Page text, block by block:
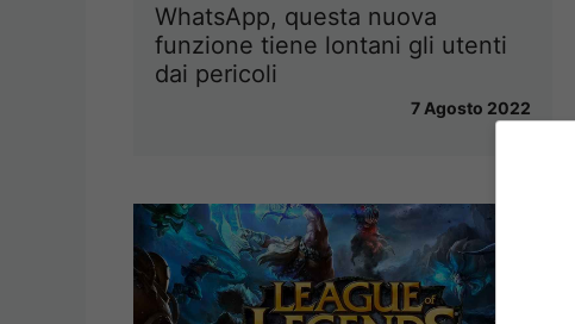
WhatsApp, questa nuova
funzione tiene lontani gli utenti
dai pericoli
7 Agosto 2022